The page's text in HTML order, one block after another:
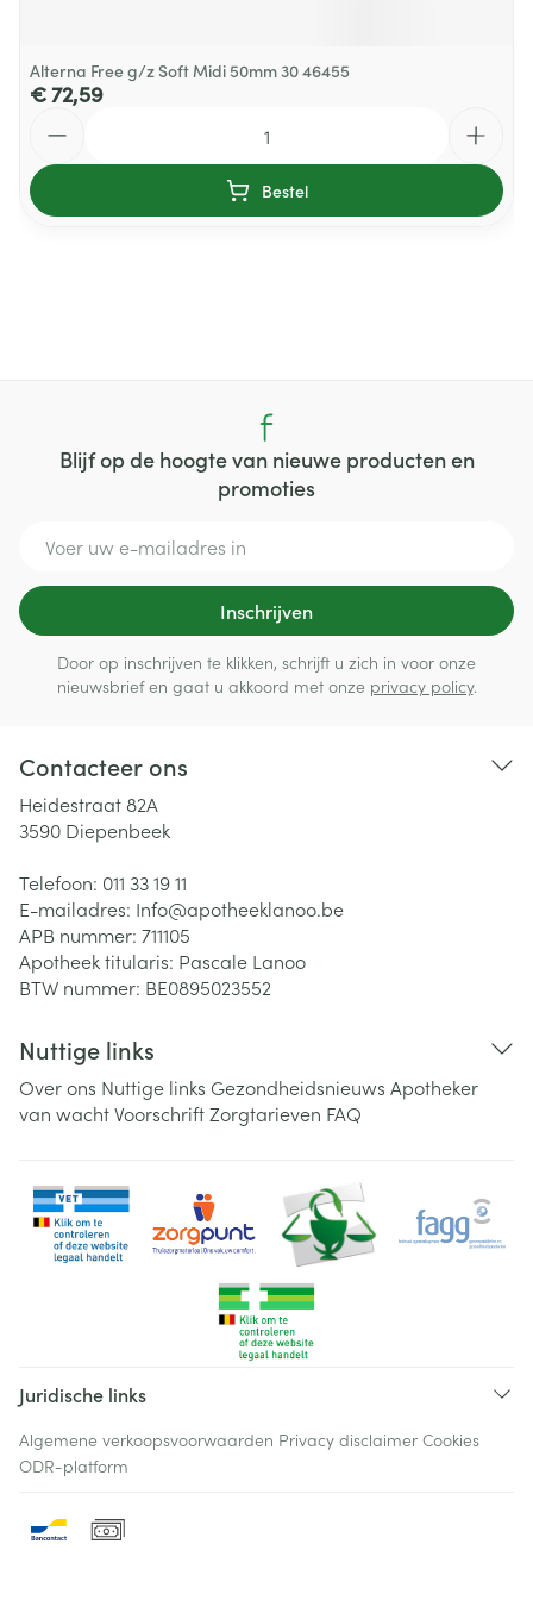
Alterna Free g/z Soft Midi 50mm 30 46455
€ 72,59
Bestel
Blijf op de hoogte van nieuwe producten en
promoties
Inschrijven
Door op inschrijven te klikken, schrijft u zich in voor onze
nieuwsbrief en gaat u akkoord met onze privacy policy.
Contacteer ons
Heidestraat 82A
3590 Diepenbeek
Telefoon: 011 33 19 11
E-mailadres: Info@apotheeklanoo.be
APB nummer: 711105
Apotheek titularis: Pascale Lanoo
BTW nummer: BE0895023552
Nuttige links
Over ons Nuttige links Gezondheidsnieuws Apotheker
van wachtVoorschriftZorgtarieven FAQ
Juridische links
Algemene verkoopsvoorwaarden Privacy disclaimer Cookies
ODR-platform